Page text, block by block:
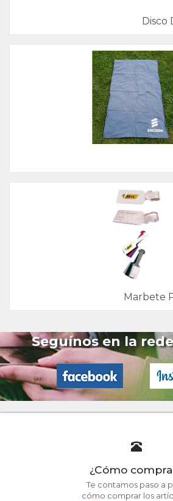
Disco
Marbete
Seguínos en la
¿Cómo
Te contamos paso a
cómo comprar los